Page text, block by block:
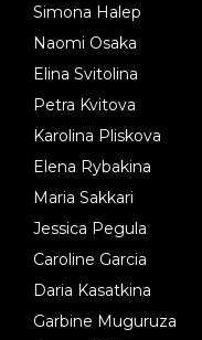
Simona Halep
Naomi Osaka
Elina Svitolina
Petra Kvitova
Karolina Pliskova
Elena Rybakina
Maria Sakkari
Jessica Pegula
Caroline Garcia
Daria Kasatkina
Garbine Muguruza